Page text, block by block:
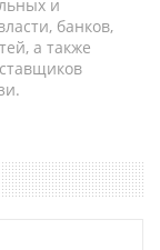
и
банков,
а также